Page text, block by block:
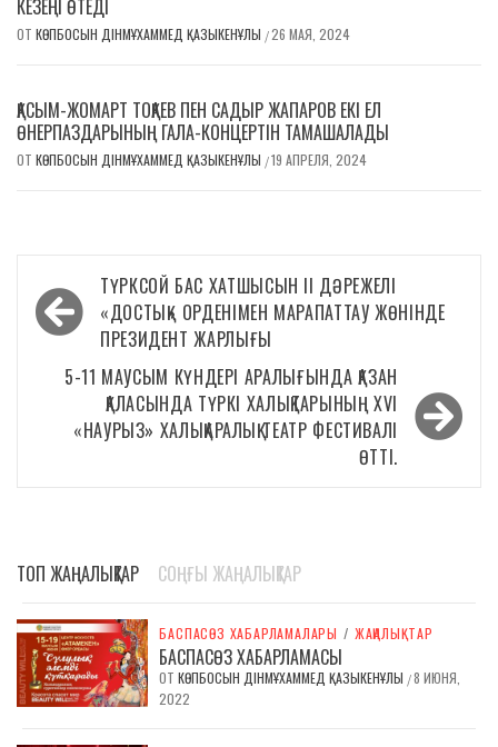
КЕЗЕҢІ ӨТЕДІ
ОТ КӨПБОСЫН ДІНМҰХАММЕД ҚАЗЫКЕНҰЛЫ /26 МАЯ, 2024
ҚАСЫМ-ЖОМАРТ ТОҚАЕВ ПЕН САДЫР ЖАПАРОВ ЕКІ ЕЛ
ӨНЕРПАЗДАРЫНЫҢ ГАЛА-КОНЦЕРТІН ТАМАШАЛАДЫ
ОТ КӨПБОСЫН ДІНМҰХАММЕД ҚАЗЫКЕНҰЛЫ /19 АПРЕЛЯ, 2024
Навигация
по
записям
ТҮРКСОЙ БАС ХАТШЫСЫН II ДӘРЕЖЕЛІ
«ДОСТЫҚ» ОРДЕНІМЕН МАРАПАТТАУ ЖӨНІНДЕ
ПРЕЗИДЕНТ ЖАРЛЫҒЫ
5-11 МАУСЫМ КҮНДЕРІ АРАЛЫҒЫНДА ҚАЗАН
ҚАЛАСЫНДА ТҮРКІ ХАЛЫҚТАРЫНЫҢ XVI
«НАУРЫЗ» ХАЛЫҚАРАЛЫҚ ТЕАТР ФЕСТИВАЛІ
ӨТТІ.
ТОП ЖАҢАЛЫҚТАР СОҢҒЫ ЖАҢАЛЫҚТАР
БАСПАСӨЗ ХАБАРЛАМАЛАРЫ / ЖАҢАЛЫҚТАР
БАСПАСӨЗ ХАБАРЛАМАСЫ
ОТ КӨПБОСЫН ДІНМҰХАММЕД ҚАЗЫКЕНҰЛЫ /8 ИЮНЯ,
2022